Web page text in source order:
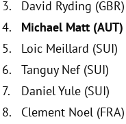
3. David Ryding (GBR)
4.
Michael Matt (AUT)
5.
Loic Meillard (SUI)
6.
Tanguy Nef (SUI)
7.
Daniel Yule (SUI)
8.
Clement Noel (FRA)